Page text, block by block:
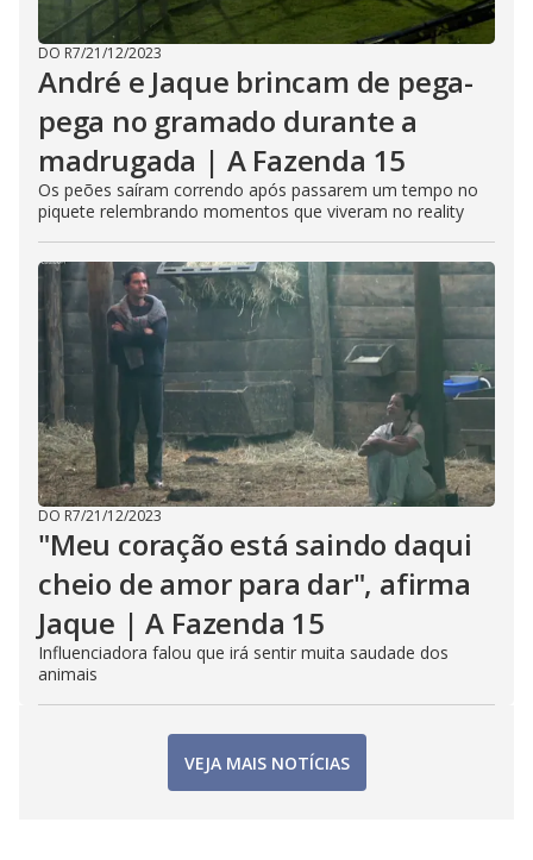
DO R7/21/12/2023
André e Jaque brincam de pega-
pega no gramado durante a
madrugada | A Fazenda 15
Os peões saíram correndo após passarem um tempo no
piquete relembrando momentos que viveram no reality
DO R7/21/12/2023
"Meu coração está saindo daqui
cheio de amor para dar", afirma
Jaque | A Fazenda 15
Influenciadora falou que irá sentir muita saudade dos
animais
VEJA MAIS NOTÍCIAS